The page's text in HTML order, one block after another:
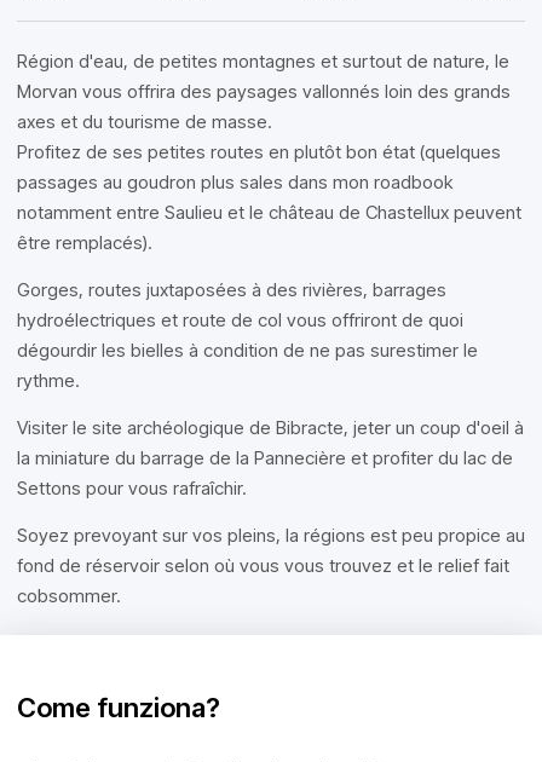
Région d'eau, de petites montagnes et surtout de nature, le
Morvan vous offrira des paysages vallonnés loin des grands
axes et du tourisme de masse.
Profitez de ses petites routes en plutôt bon état (quelques
passages au goudron plus sales dans mon roadbook
notamment entre Saulieu et le château de Chastellux peuvent
être remplacés).
Gorges, routes juxtaposées à des rivières, barrages
hydroélectriques et route de col vous offriront de quoi
dégourdir les bielles à condition de ne pas surestimer le
rythme.
Visiter le site archéologique de Bibracte, jeter un coup d'oeil à
la miniature du barrage de la Pannecière et profiter du lac de
Settons pour vous rafraîchir.
Soyez prevoyant sur vos pleins, la régions est peu propice au
fond de réservoir selon où vous vous trouvez et le relief fait
cobsommer.
Come funziona?